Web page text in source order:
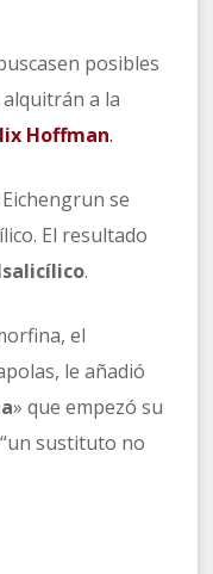
posibles
a la
Hoffman.
se
El resultado
.
el
le añadió
» que empezó su
sustituto no